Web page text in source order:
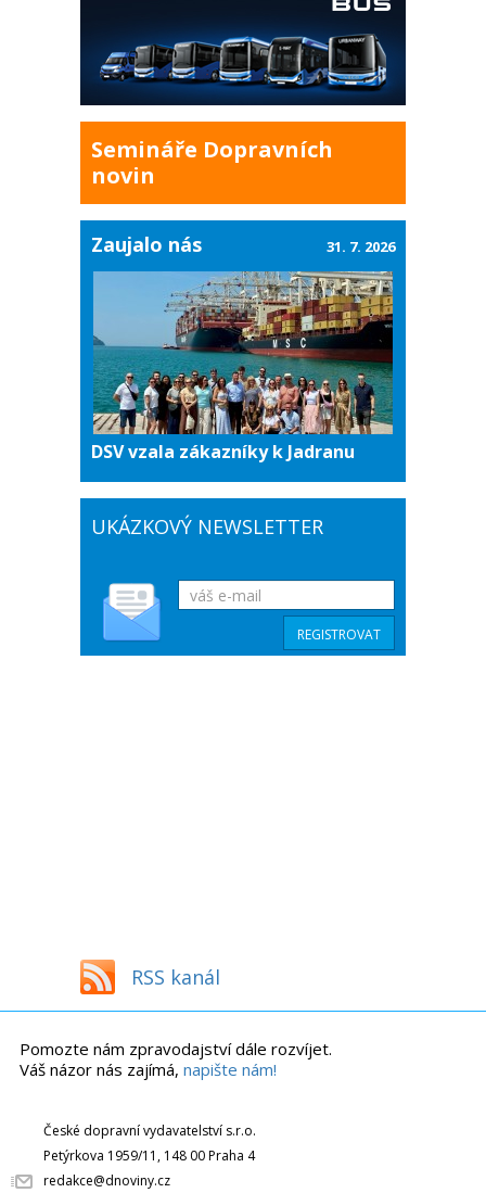
Semináře Dopravních
novin
Zaujalo nás
DSV vzala zákazníky k Jadranu
31. 7. 2026
UKÁZKOVÝ NEWSLETTER
RSS kanál
Pomozte nám zpravodajství dále rozvíjet.
Váš názor nás zajímá, napište nám!
České dopravní vydavatelství s.r.o.
Petýrkova 1959/11, 148 00 Praha 4
redakce@dnoviny.cz